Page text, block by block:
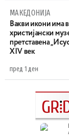
МАКЕДОНИЈА
Вакви икони има
христијански
претставена
XIV век
пред 1 ден